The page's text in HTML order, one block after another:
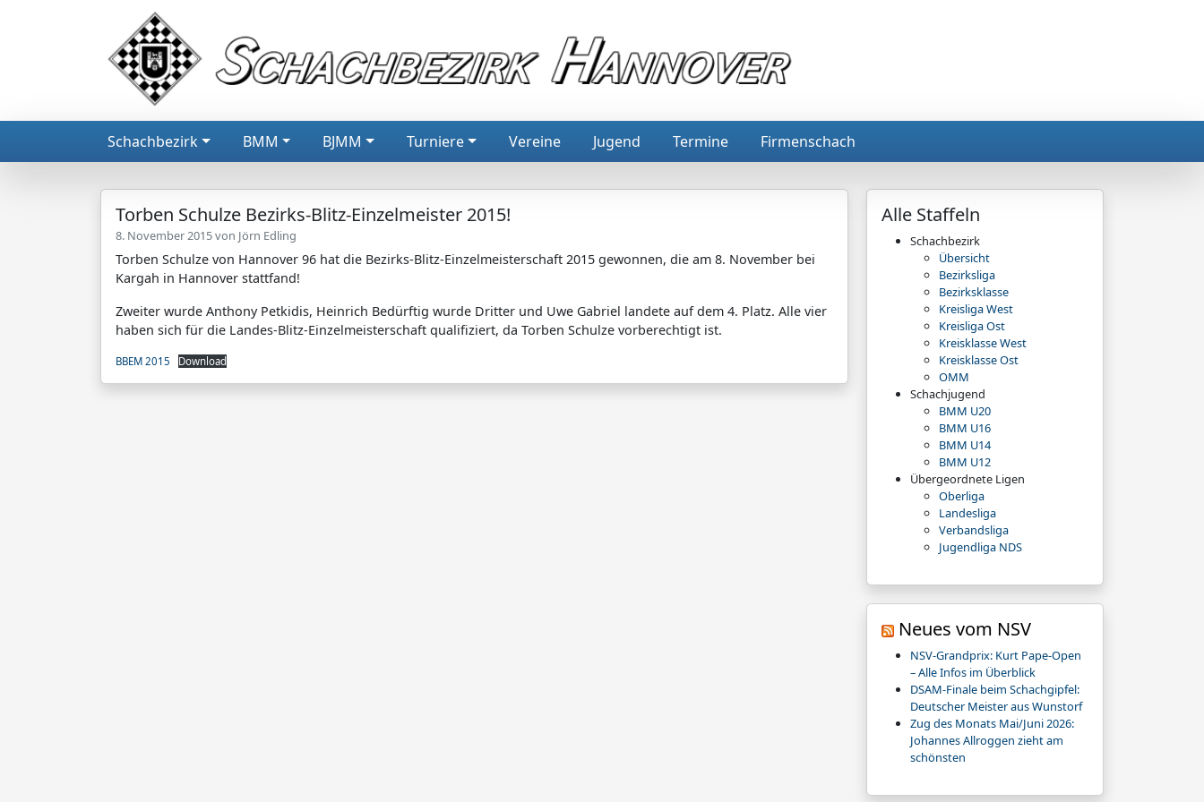
Schachbezirk BMM BJMM Turniere Vereine Jugend Termine Firmenschach
Torben Schulze Bezirks-Blitz-Einzelmeister 2015!
8. November 2015 von Jörn Edling
Torben Schulze von Hannover 96 hat die Bezirks-Blitz-Einzelmeisterschaft 2015 gewonnen, die am 8. November bei
Kargah in Hannover stattfand!
Zweiter wurde Anthony Petkidis, Heinrich Bedürftig wurde Dritter und Uwe Gabriel landete auf dem 4. Platz. Alle vier
haben sich für die Landes-Blitz-Einzelmeisterschaft qualifiziert, da Torben Schulze vorberechtigt ist.
BBEM 2015 Download
Alle Staffeln
Schachbezirk
Übersicht
Bezirksliga
Bezirksklasse
Kreisliga West
Kreisliga Ost
Kreisklasse West
Kreisklasse Ost
OMM
Schachjugend
BMM U20
BMM U16
BMM U14
BMM U12
Übergeordnete Ligen
Oberliga
Landesliga
Verbandsliga
Jugendliga NDS
Neues vom NSV
NSV-Grandprix: Kurt Pape-Open
– Alle Infos im Überblick
DSAM-Finale beim Schachgipfel:
Deutscher Meister aus Wunstorf
Zug des Monats Mai/Juni 2026:
Johannes Allroggen zieht am
schönsten